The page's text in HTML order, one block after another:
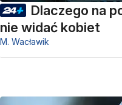
Dlaczego na
nie widać kobiet
M. Wacławik